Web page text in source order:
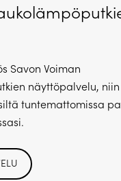
Savon Voiman
näyttöpalvelu,
tuntemattomissa